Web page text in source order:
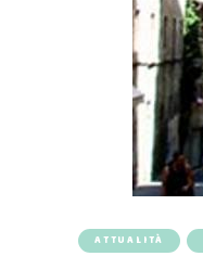
ATTUALITÀ